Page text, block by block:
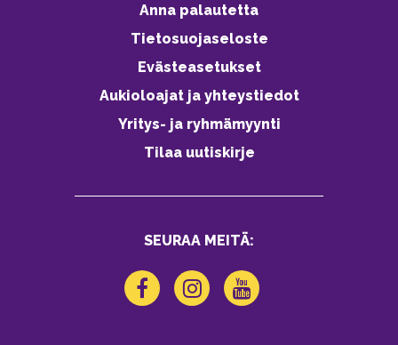
Anna palautetta
Tietosuojaseloste
Evästeasetukset
Aukioloajat ja yhteystiedot
Yritys- ja ryhmämyynti
Tilaa uutiskirje
SEURAA MEITÄ: